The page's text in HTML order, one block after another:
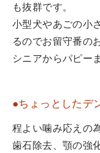
も抜群です。
小型犬やあごの小
るのでお留守番の
シニアからパピー
●ちょっとしたデ
程よい噛み応えの
歯石除去、顎の強